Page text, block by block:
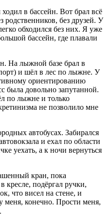
в бассейн. Вот брал всё
родственников, без друзей. У
обходился без них. Я уже
бассейн, где плавали
На лыжной базе брал в
и шёл в лес по лыжне. У
ориентированию
была довольно запутанной.
по лыжне и только
не позволило мне
автобусах. Забирался
и ехал по области
уехать, а к ночи вернуться
кран, пока
кресле, подёргал ручки,
что висел на стене, и
меня, конечно. Прости меня,